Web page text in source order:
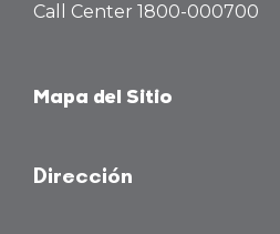
Call Center 1800-000700
Mapa del Sitio
Dirección